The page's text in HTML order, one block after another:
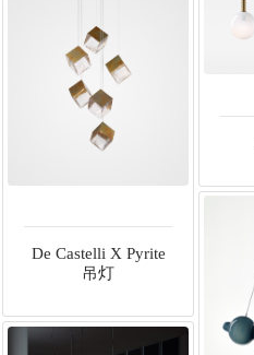
De Castelli X Pyrite
吊灯